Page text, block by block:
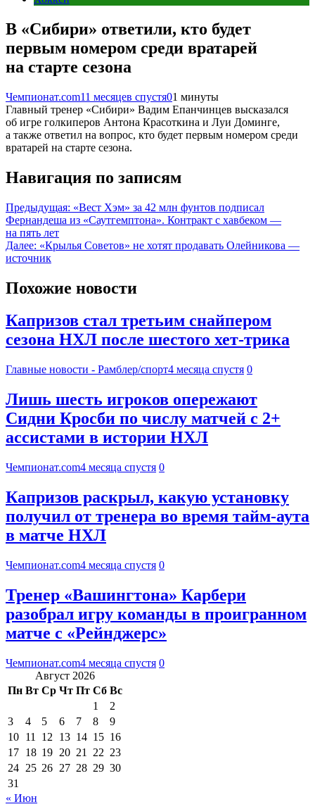
В «Сибири» ответили, кто будет
первым номером среди вратарей
на старте сезона
Чемпионат.com11 месяцев спустя01 минуты
Главный тренер «Сибири» Вадим Епанчинцев высказался
об игре голкиперов Антона Красоткина и Луи Доминге,
а также ответил на вопрос, кто будет первым номером среди
вратарей на старте сезона.
Навигация по записям
Предыдущая: «Вест Хэм» за 42 млн фунтов подписал
Фернандеша из «Саутгемптона». Контракт с хавбеком —
на пять лет
Далее: «Крылья Советов» не хотят продавать Олейникова —
источник
Похожие новости
Капризов стал третьим снайпером
сезона НХЛ после шестого хет-трика
Главные новости - Рамблер/спорт4 месяца спустя 0
Лишь шесть игроков опережают
Сидни Кросби по числу матчей с 2+
ассистами в истории НХЛ
Чемпионат.com4 месяца спустя 0
Капризов раскрыл, какую установку
получил от тренера во время тайм-аута
в матче НХЛ
Чемпионат.com4 месяца спустя 0
Тренер «Вашингтона» Карбери
разобрал игру команды в проигранном
матче с «Рейнджерс»
Чемпионат.com4 месяца спустя 0
Август 2026
Пн Вт Ср Чт Пт Сб Вс
1
2
3
4 5 6 7 8
9
10 11 12 13 14 15 16
17 18 19 20 21 22 23
24 25 26 27 28 29 30
31
« Июн